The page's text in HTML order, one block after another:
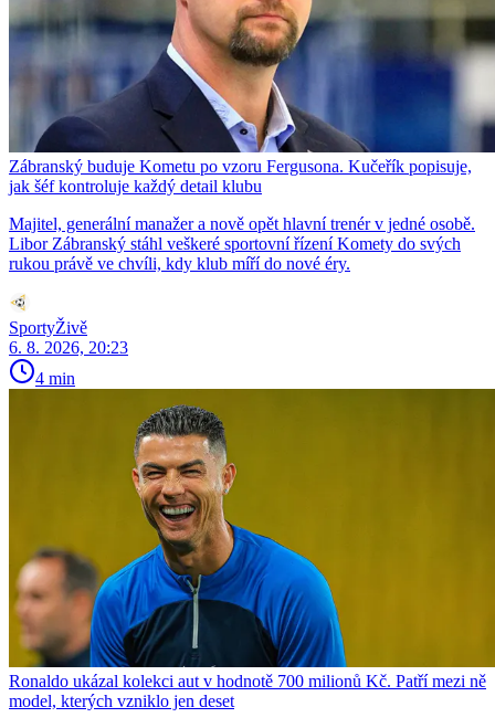
Zábranský buduje Kometu po vzoru Fergusona. Kučeřík popisuje,
jak šéf kontroluje každý detail klubu
Majitel, generální manažer a nově opět hlavní trenér v jedné osobě.
Libor Zábranský stáhl veškeré sportovní řízení Komety do svých
rukou právě ve chvíli, kdy klub míří do nové éry.
SportyŽivě
6. 8. 2026, 20:23
4 min
Ronaldo ukázal kolekci aut v hodnotě 700 milionů Kč. Patří mezi ně
model, kterých vzniklo jen deset